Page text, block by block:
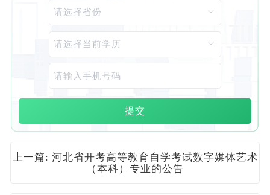
提交
上一篇: 河北省开考高等教育自学考试数字媒体艺术
（本科）专业的公告